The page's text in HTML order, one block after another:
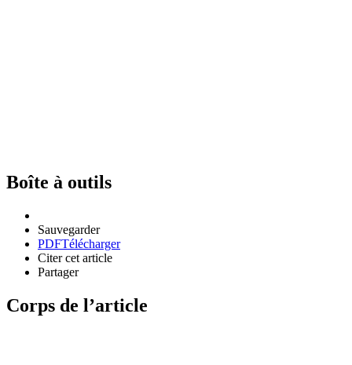
Boîte à outils
Sauvegarder
PDFTélécharger
Citer cet article
Partager
Corps de l’article